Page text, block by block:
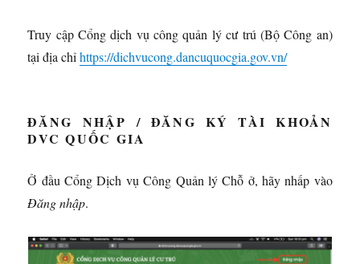
Truy cập Cổng dịch vụ công quản lý cư trú (Bộ Công an)
tại địa chỉhttps://dichvucong.dancuquocgia.gov.vn/
ĐĂNG NHẬP / ĐĂNG KÝ TÀI KHOẢN
DVC QUỐC GIA
Ở đầu Cổng Dịch vụ Công Quản lý Chỗ ở, hãy nhấp vào
Đăng nhập.